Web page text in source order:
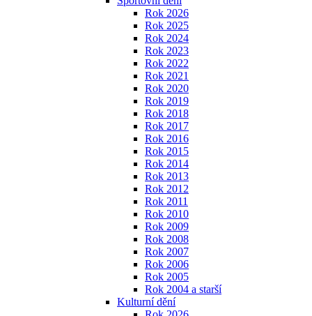
Rok 2026
Rok 2025
Rok 2024
Rok 2023
Rok 2022
Rok 2021
Rok 2020
Rok 2019
Rok 2018
Rok 2017
Rok 2016
Rok 2015
Rok 2014
Rok 2013
Rok 2012
Rok 2011
Rok 2010
Rok 2009
Rok 2008
Rok 2007
Rok 2006
Rok 2005
Rok 2004 a starší
Kulturní dění